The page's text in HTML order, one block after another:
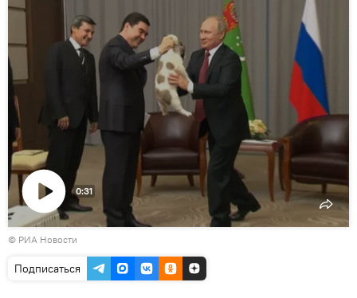
Воспроизвести
видео
0:31
© РИА Новости
Подписаться